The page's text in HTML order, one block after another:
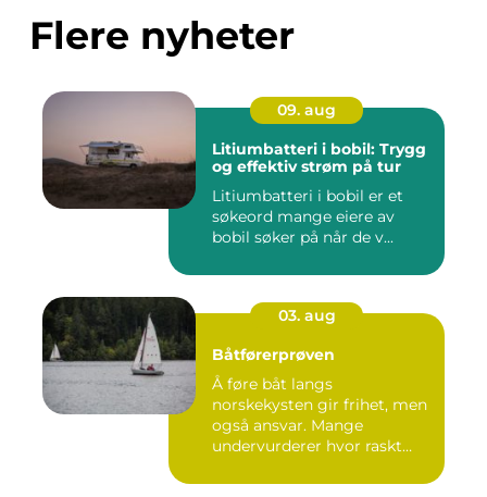
Flere nyheter
09. aug
Litiumbatteri i bobil: Trygg
og effektiv strøm på tur
Litiumbatteri i bobil er et
søkeord mange eiere av
bobil søker på når de v...
03. aug
Båtførerprøven
Å føre båt langs
norskekysten gir frihet, men
også ansvar. Mange
undervurderer hvor raskt